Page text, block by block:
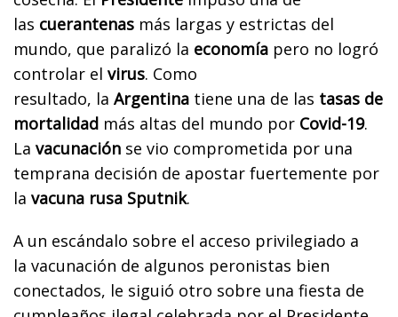
las cuerantenas más largas y estrictas del
mundo, que paralizó la economía pero no logró
controlar el virus. Como
resultado, la Argentina tiene una de las tasas de
mortalidad más altas del mundo por Covid-19.
La vacunación se vio comprometida por una
temprana decisión de apostar fuertemente por
la vacuna rusa Sputnik.
A un escándalo sobre el acceso privilegiado a
la vacunación de algunos peronistas bien
conectados, le siguió otro sobre una fiesta de